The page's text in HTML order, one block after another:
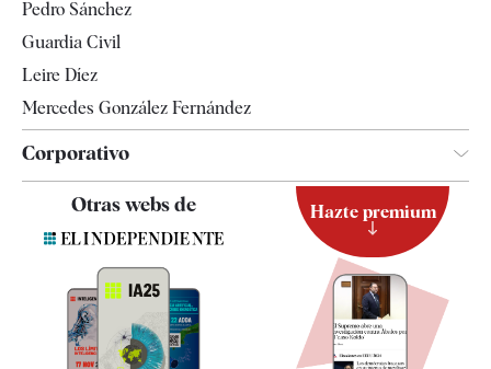
Pedro Sánchez
Guardia Civil
Leire Díez
Mercedes González Fernández
Corporativo
Contacto
Quiénes somos
Especificaciones
Otras webs de Hazte premium